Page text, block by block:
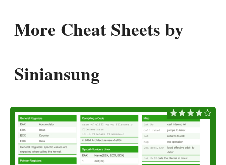
More Cheat Sheets by
Siniansung